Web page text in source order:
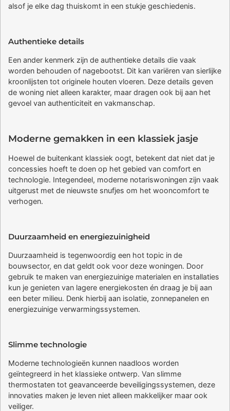
alsof je elke dag thuiskomt in een stukje geschiedenis.
Authentieke details
Een ander kenmerk zijn de authentieke details die vaak
worden behouden of nagebootst. Dit kan variëren van sierlijke
kroonlijsten tot originele houten vloeren. Deze details geven
de woning niet alleen karakter, maar dragen ook bij aan het
gevoel van authenticiteit en vakmanschap.
Moderne gemakken in een klassiek jasje
Hoewel de buitenkant klassiek oogt, betekent dat niet dat je
concessies hoeft te doen op het gebied van comfort en
technologie. Integendeel, moderne notariswoningen zijn vaak
uitgerust met de nieuwste snufjes om het wooncomfort te
verhogen.
Duurzaamheid en energiezuinigheid
Duurzaamheid is tegenwoordig een hot topic in de
bouwsector, en dat geldt ook voor deze woningen. Door
gebruik te maken van energiezuinige materialen en installaties
kun je genieten van lagere energiekosten én draag je bij aan
een beter milieu. Denk hierbij aan isolatie, zonnepanelen en
energiezuinige verwarmingssystemen.
Slimme technologie
Moderne technologieën kunnen naadloos worden
geïntegreerd in het klassieke ontwerp. Van slimme
thermostaten tot geavanceerde beveiligingssystemen, deze
innovaties maken je leven niet alleen makkelijker maar ook
veiliger.